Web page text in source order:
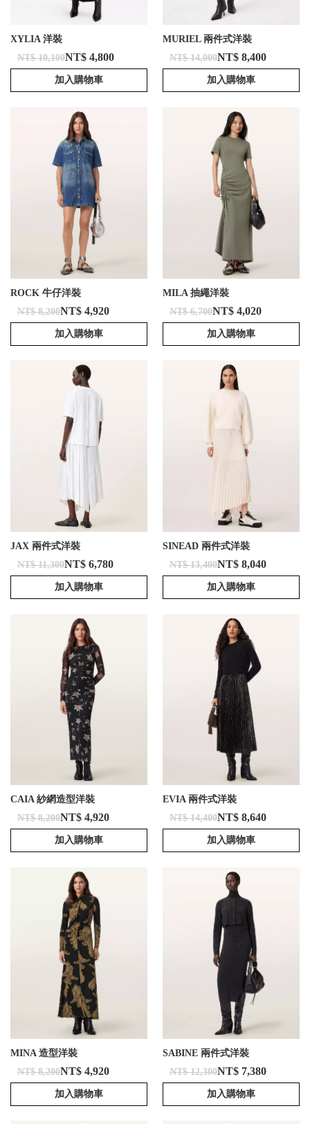
XYLIA 洋裝
NT$ 10,100NT$ 4,800
加入購物車
MURIEL 兩件式洋裝
NT$ 14,000NT$ 8,400
加入購物車
ROCK 牛仔洋裝
NT$ 8,200NT$ 4,920
加入購物車
MILA 抽繩洋裝
NT$ 6,700NT$ 4,020
加入購物車
JAX 兩件式洋裝
NT$ 11,300NT$ 6,780
加入購物車
SINEAD 兩件式洋裝
NT$ 13,400NT$ 8,040
加入購物車
CAIA 紗網造型洋裝
NT$ 8,200NT$ 4,920
加入購物車
EVIA 兩件式洋裝
NT$ 14,400NT$ 8,640
加入購物車
MINA 造型洋裝
NT$ 8,200NT$ 4,920
加入購物車
SABINE 兩件式洋裝
NT$ 12,300NT$ 7,380
加入購物車